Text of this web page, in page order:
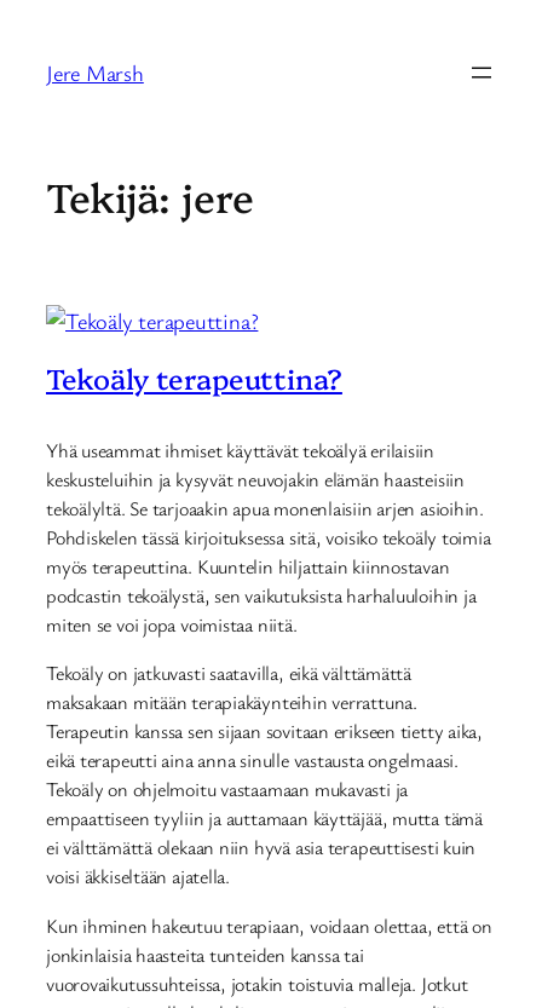
Jere Marsh
Tekijä: jere
Tekoäly terapeuttina?
Yhä useammat ihmiset käyttävät tekoälyä erilaisiin
keskusteluihin ja kysyvät neuvojakin elämän haasteisiin
tekoälyltä. Se tarjoaakin apua monenlaisiin arjen asioihin.
Pohdiskelen tässä kirjoituksessa sitä, voisiko tekoäly toimia
myös terapeuttina. Kuuntelin hiljattain kiinnostavan
podcastin tekoälystä, sen vaikutuksista harhaluuloihin ja
miten se voi jopa voimistaa niitä.
Tekoäly on jatkuvasti saatavilla, eikä välttämättä
maksakaan mitään terapiakäynteihin verrattuna.
Terapeutin kanssa sen sijaan sovitaan erikseen tietty aika,
eikä terapeutti aina anna sinulle vastausta ongelmaasi.
Tekoäly on ohjelmoitu vastaamaan mukavasti ja
empaattiseen tyyliin ja auttamaan käyttäjää, mutta tämä
ei välttämättä olekaan niin hyvä asia terapeuttisesti kuin
voisi äkkiseltään ajatella.
Kun ihminen hakeutuu terapiaan, voidaan olettaa, että on
jonkinlaisia haasteita tunteiden kanssa tai
vuorovaikutussuhteissa, jotakin toistuvia malleja. Jotkut